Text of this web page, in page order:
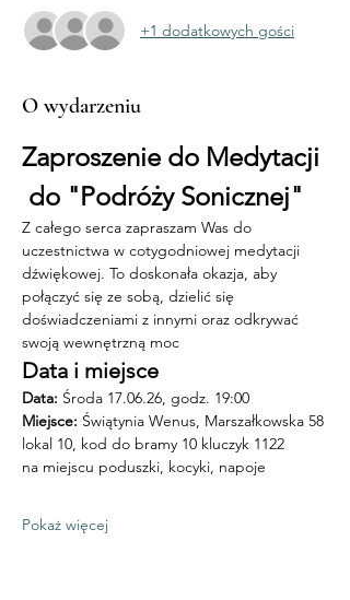
+1 dodatkowych gości
O wydarzeniu
Zaproszenie do Medytacji
do "Podróży Sonicznej"
Z całego serca zapraszam Was do
uczestnictwa w cotygodniowej medytacji
dźwiękowej. To doskonała okazja, aby
połączyć się ze sobą, dzielić się
doświadczeniami z innymi oraz odkrywać
swoją wewnętrzną moc
Data i miejsce
Data: Środa 17.06.26, godz. 19:00
Miejsce: Świątynia Wenus, Marszałkowska 58
lokal 10, kod do bramy 10 kluczyk 1122
na miejscu poduszki, kocyki, napoje
Pokaż więcej